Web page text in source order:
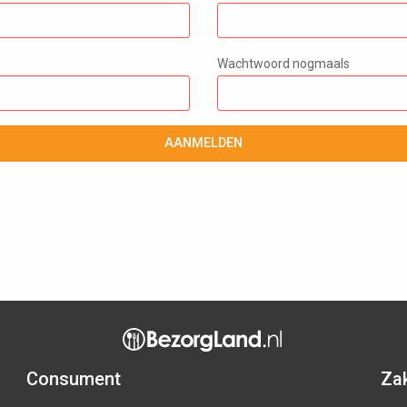
Wachtwoord nogmaals
AANMELDEN
Consument